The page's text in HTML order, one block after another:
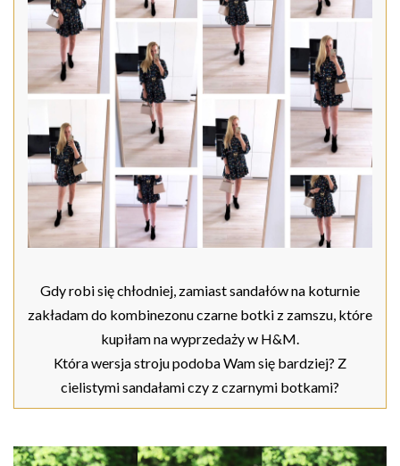
Gdy robi się chłodniej, zamiast sandałów na koturnie
zakładam do kombinezonu czarne botki z zamszu, które
kupiłam na wyprzedaży w H&M.
Która wersja stroju podoba Wam się bardziej? Z
cielistymi sandałami czy z czarnymi botkami?